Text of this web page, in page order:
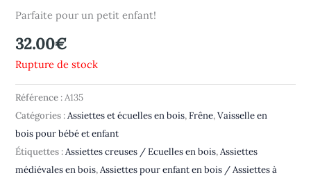
Parfaite pour un petit enfant!
32.00€
Rupture de stock
Référence :A135
Catégories :Assiettes et écuelles en bois,Frêne,Vaisselle en
bois pour bébé et enfant
Étiquettes :Assiettes creuses / Ecuelles en bois,Assiettes
médiévales en bois,Assiettes pour enfant en bois / Assiettes à